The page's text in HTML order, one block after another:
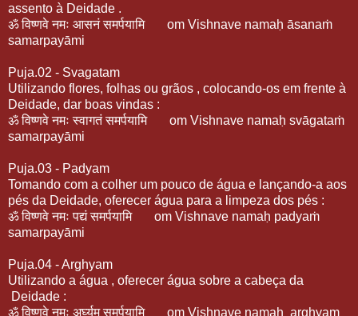
assento à Deidade .
ॐ विष्णवे नमः आसनं समर्पयामिom Vishnave namaḥ āsanaṁ
samarpayāmi
Puja.02 - Svagatam
Utilizando flores, folhas ou grãos , colocando-os em frente à
Deidade, dar boas vindas :
ॐ विष्णवे नमः स्वागतं समर्पयामिom Vishnave namaḥ svāgataṁ
samarpayāmi
Puja.03 - Padyam
Tomando com a colher um pouco de água e lançando-a aos
pés da Deidade, oferecer água para a limpeza dos pés :
ॐ विष्णवे नमः पद्यं समर्पयामिom Vishnave namaḥ padyaṁ
samarpayāmi
Puja.04 - Arghyam
Utilizando a água , oferecer água sobre a cabeça da
Deidade :
ॐ विष्णवे नमः अर्घ्यम् समर्पयामिom Vishnave namaḥ arghyam